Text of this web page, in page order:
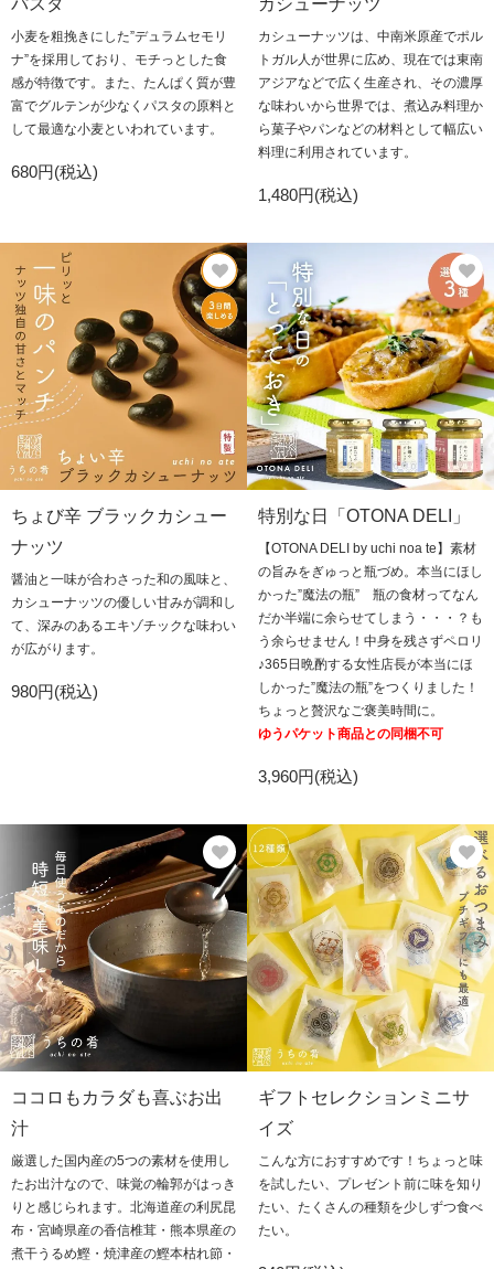
パスタ
小麦を粗挽きにした”デュラムセモリ
ナ”を採用しており、モチっとした食
感が特徴です。また、たんぱく質が豊
富でグルテンが少なくパスタの原料と
して最適な小麦といわれています。
680円(税込)
カシューナッツ
カシューナッツは、中南米原産でポル
トガル人が世界に広め、現在では東南
アジアなどで広く生産され、その濃厚
な味わいから世界では、煮込み料理か
ら菓子やパンなどの材料として幅広い
料理に利用されています。
1,480円(税込)
ちょび辛 ブラックカシュー
ナッツ
醤油と一味が合わさった和の風味と、
カシューナッツの優しい甘みが調和し
て、深みのあるエキゾチックな味わい
が広がります。
980円(税込)
特別な日「OTONA DELI」
【OTONA DELI by uchi noa te】素材
の旨みをぎゅっと瓶づめ。本当にほし
かった”魔法の瓶” 瓶の食材ってなん
だか半端に余らせてしまう・・・？も
う余らせません！中身を残さずペロリ
♪365日晩酌する女性店長が本当にほ
しかった”魔法の瓶”をつくりました！
ちょっと贅沢なご褒美時間に。
ゆうパケット商品との同梱不可
3,960円(税込)
ココロもカラダも喜ぶお出
汁
厳選した国内産の5つの素材を使用し
たお出汁なので、味覚の輪郭がはっき
りと感じられます。北海道産の利尻昆
布・宮崎県産の香信椎茸・熊本県産の
煮干うるめ鰹・焼津産の鰹本枯れ節・
ギフトセレクションミニサ
イズ
こんな方におすすめです！ちょっと味
を試したい、プレゼント前に味を知り
たい、たくさんの種類を少しずつ食べ
たい。